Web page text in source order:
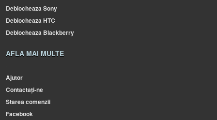
Deblocheaza Sony
Deblocheaza HTC
Deblocheaza Blackberry
AFLA MAI MULTE
Ajutor
Contactați-ne
Starea comenzii
Facebook